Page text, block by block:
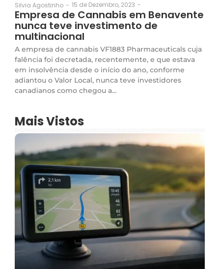
Silvia Agostinho - 15 de Dezembro, 2023 -
Empresa de Cannabis em Benavente
nunca teve investimento de
multinacional
A empresa de cannabis VF1883 Pharmaceuticals cuja
falência foi decretada, recentemente, e que estava
em insolvência desde o início do ano, conforme
adiantou o Valor Local, nunca teve investidores
canadianos como chegou a...
Mais Vistos